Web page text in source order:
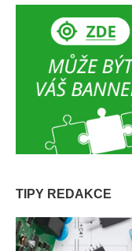
TIPY REDAKCE